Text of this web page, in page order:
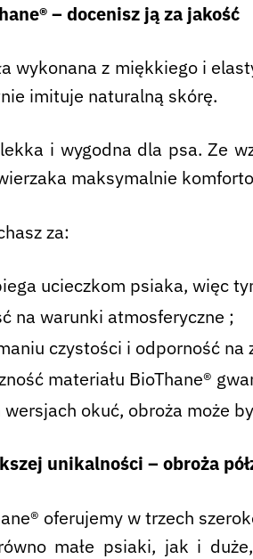
– docenisz ją za jakość
wykonana z miękkiego i
imituje naturalną skórę.
i wygodna dla psa. Ze
maksymalnie
za:
ucieczkom psiaka, więc
na warunki atmosferyczne ;
czystości i odporność na
materiału BioThane®
okuć, obroża może
unikalności – obroża
oferujemy w trzech
małe psiaki, jak i